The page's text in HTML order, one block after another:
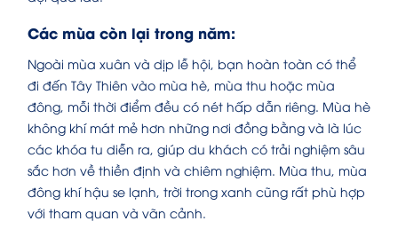
Các mùa còn lại trong năm:
Ngoài mùa xuân và dịp lễ hội, bạn hoàn toàn có thể
đi đến Tây Thiên vào mùa hè, mùa thu hoặc mùa
đông, mỗi thời điểm đều có nét hấp dẫn riêng. Mùa hè
không khí mát mẻ hơn những nơi đồng bằng và là lúc
các khóa tu diễn ra, giúp du khách có trải nghiệm sâu
sắc hơn về thiền định và chiêm nghiệm. Mùa thu, mùa
đông khí hậu se lạnh, trời trong xanh cũng rất phù hợp
với tham quan và vãn cảnh.